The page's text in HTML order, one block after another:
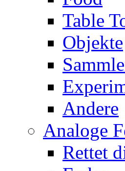
Table
Objekte
Andere
Analoge
Rettet